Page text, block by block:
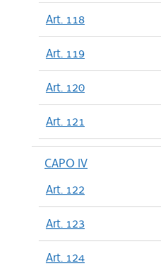
Art. 118
Art. 119
Art. 120
Art. 121
CAPO IV
Art. 122
Art. 123
Art. 124